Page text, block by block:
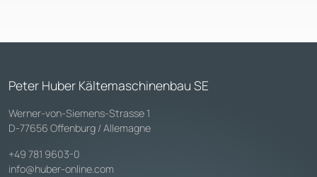
Peter Huber Kältemaschinenbau SE
Werner-von-Siemens-Strasse 1
D-77656 Offenburg / Allemagne
+49 781 9603-0
info@huber-online.com